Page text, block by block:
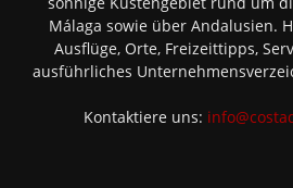
Málaga sowie über Andalusien.
Ausflüge, Orte, Freizeittipps,
ausführliches
Kontaktiere uns: